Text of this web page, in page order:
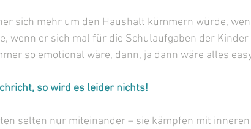
sich mehr um den Haushalt kümmern würde,
wenn er sich mal für die Schulaufgaben der
so emotional wäre, dann, ja dann wäre alles
so wird es leider nichts!
selten nur miteinander – sie kämpfen mit